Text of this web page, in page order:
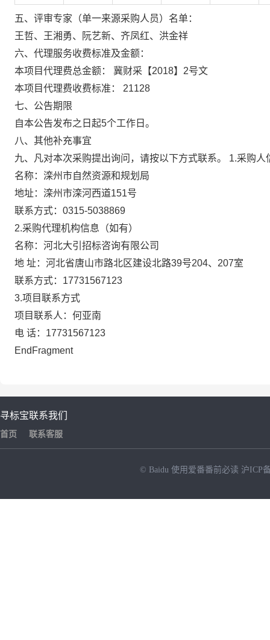
五、评审专家（单一来源采购人员）名单：
王哲、王湘勇、阮艺新、齐凤红、洪金祥
六、代理服务收费标准及金额：
本项目代理费总金额： 冀财采【2018】2号文
本项目代理费收费标准： 21128
七、公告期限
自本公告发布之日起5个工作日。
八、其他补充事宜
九、凡对本次采购提出询问，请按以下方式联系。
1.采购人
名称：滦州市自然资源和规划局
地址：滦州市滦河西道151号
联系方式：0315-5038869
2.采购代理机构信息（如有）
名称：河北大引招标咨询有限公司
地 址：河北省唐山市路北区建设北路39号204、207室
联系方式：17731567123
3.项目联系方式
项目联系人：何亚南
电 话：17731567123
EndFragment
寻标宝
首页
联系我们
联系客服
© Baidu 使用爱番番前必读 沪ICP